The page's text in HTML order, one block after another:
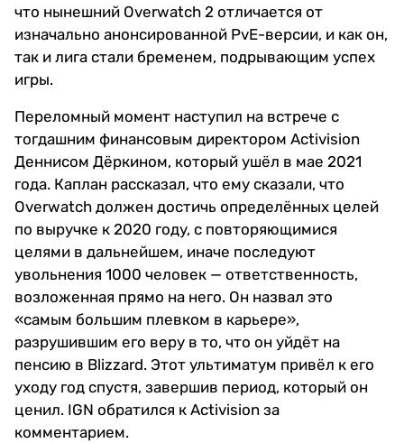
что нынешний Overwatch 2 отличается от
изначально анонсированной PvE-версии, и как он,
так и лига стали бременем, подрывающим успех
игры.
Переломный момент наступил на встрече с
тогдашним финансовым директором Activision
Деннисом Дёркином, который ушёл в мае 2021
года. Каплан рассказал, что ему сказали, что
Overwatch должен достичь определённых целей
по выручке к 2020 году, с повторяющимися
целями в дальнейшем, иначе последуют
увольнения 1000 человек — ответственность,
возложенная прямо на него. Он назвал это
«самым большим плевком в карьере»,
разрушившим его веру в то, что он уйдёт на
пенсию в Blizzard. Этот ультиматум привёл к его
уходу год спустя, завершив период, который он
ценил. IGN обратился к Activision за
комментарием.